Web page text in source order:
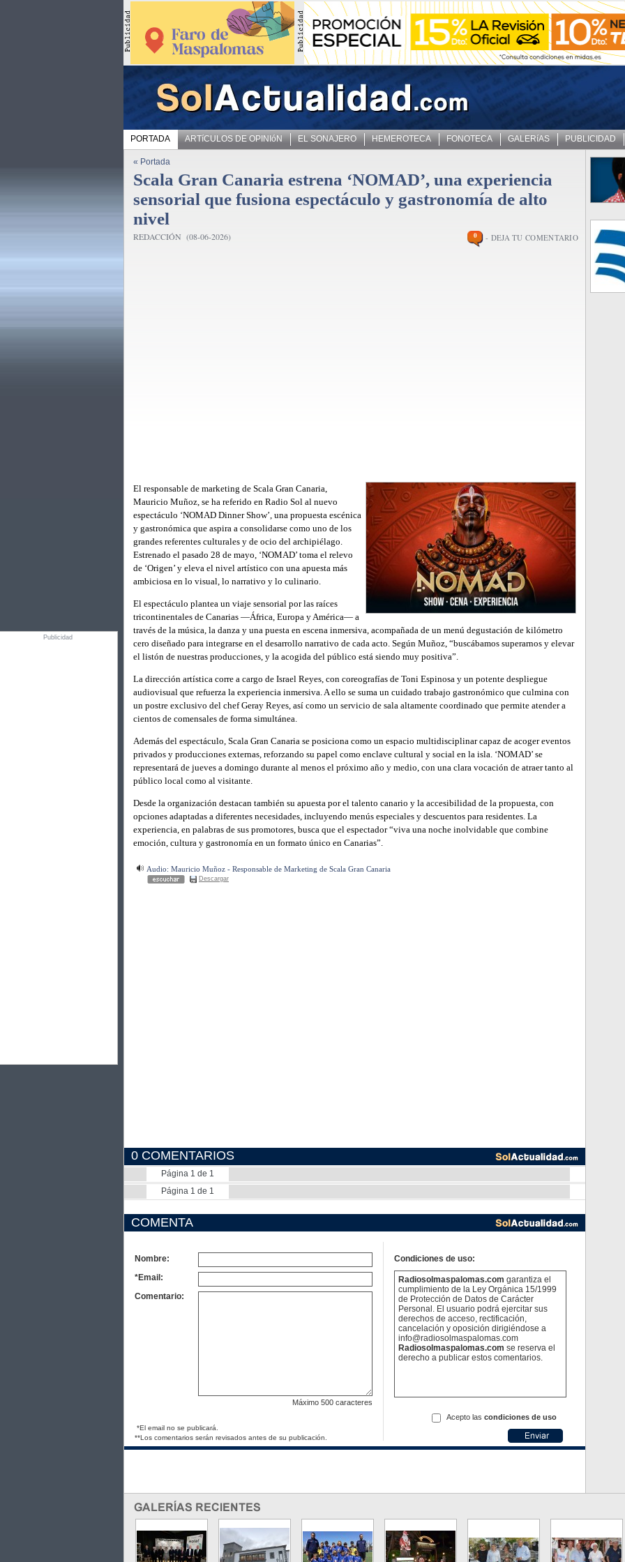
Publicidad
PORTADA
ARTíCULOS DE OPINIóN EL SONAJERO HEMEROTECA FONOTECA GALERíAS PUBLICIDAD
« Portada
Scala Gran Canaria estrena ‘NOMAD’, una experiencia
sensorial que fusiona espectáculo y gastronomía de alto
nivel
REDACCIÓN (08-06-2026) 0 - DEJA TU COMENTARIO
El responsable de marketing de Scala Gran Canaria,
Mauricio Muñoz, se ha referido en Radio Sol al nuevo
espectáculo ‘NOMAD Dinner Show’, una propuesta escénica
y gastronómica que aspira a consolidarse como uno de los
grandes referentes culturales y de ocio del archipiélago.
Estrenado el pasado 28 de mayo, ‘NOMAD’ toma el relevo
de ‘Origen’ y eleva el nivel artístico con una apuesta más
ambiciosa en lo visual, lo narrativo y lo culinario.
El espectáculo plantea un viaje sensorial por las raíces
tricontinentales de Canarias —África, Europa y América— a
través de la música, la danza y una puesta en escena inmersiva, acompañada de un menú degustación de kilómetro
cero diseñado para integrarse en el desarrollo narrativo de cada acto. Según Muñoz, “buscábamos superarnos y elevar
el listón de nuestras producciones, y la acogida del público está siendo muy positiva”.
La dirección artística corre a cargo de Israel Reyes, con coreografías de Toni Espinosa y un potente despliegue
audiovisual que refuerza la experiencia inmersiva. A ello se suma un cuidado trabajo gastronómico que culmina con
un postre exclusivo del chef Geray Reyes, así como un servicio de sala altamente coordinado que permite atender a
cientos de comensales de forma simultánea.
Además del espectáculo, Scala Gran Canaria se posiciona como un espacio multidisciplinar capaz de acoger eventos
privados y producciones externas, reforzando su papel como enclave cultural y social en la isla. ‘NOMAD’ se
representará de jueves a domingo durante al menos el próximo año y medio, con una clara vocación de atraer tanto al
público local como al visitante.
Desde la organización destacan también su apuesta por el talento canario y la accesibilidad de la propuesta, con
opciones adaptadas a diferentes necesidades, incluyendo menús especiales y descuentos para residentes. La
experiencia, en palabras de sus promotores, busca que el espectador “viva una noche inolvidable que combine
emoción, cultura y gastronomía en un formato único en Canarias”.
Audio: Mauricio Muñoz - Responsable de Marketing de Scala Gran Canaria
Descargar
0 COMENTARIOS
Página 1 de 1
Página 1 de 1
COMENTA
Nombre:
*Email:
Comentario:
Máximo 500 caracteres
*El email no se publicará.
**Los comentarios serán revisados antes de su publicación.
Condiciones de uso:
Radiosolmaspalomas.com garantiza el
cumplimiento de la Ley Orgánica 15/1999
de Protección de Datos de Carácter
Personal. El usuario podrá ejercitar sus
derechos de acceso, rectificación,
cancelación y oposición dirigiéndose a
info@radiosolmaspalomas.com
Radiosolmaspalomas.com se reserva el
derecho a publicar estos comentarios.
Acepto las condiciones de uso